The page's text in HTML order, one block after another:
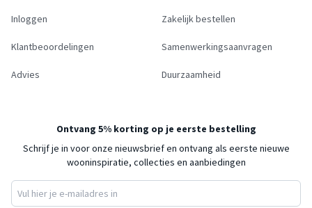
Inloggen
Klantbeoordelingen
Advies
Zakelijk bestellen
Samenwerkingsaanvragen
Duurzaamheid
Ontvang 5% korting op je eerste bestelling
Schrijf je in voor onze nieuwsbrief en ontvang als eerste nieuwe
wooninspiratie, collecties en aanbiedingen